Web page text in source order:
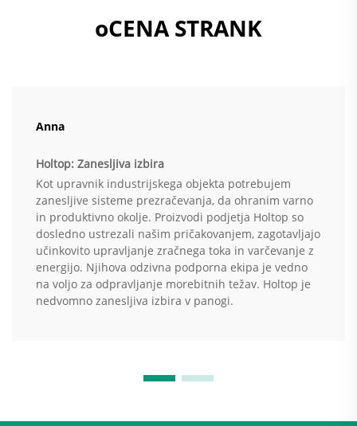
oCENA STRANK
Anna
Holtop: Zanesljiva izbira
Kot upravnik industrijskega objekta potrebujem
zanesljive sisteme prezračevanja, da ohranim varno
in produktivno okolje. Proizvodi podjetja Holtop so
dosledno ustrezali našim pričakovanjem, zagotavljajo
učinkovito upravljanje zračnega toka in varčevanje z
energijo. Njihova odzivna podporna ekipa je vedno
na voljo za odpravljanje morebitnih težav. Holtop je
nedvomno zanesljiva izbira v panogi.